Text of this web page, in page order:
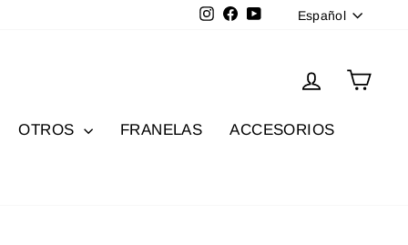
Instagram
Facebook
YouTubeIdioma
Español
Ingresar
OTROS FRANELAS ACCESORIOS